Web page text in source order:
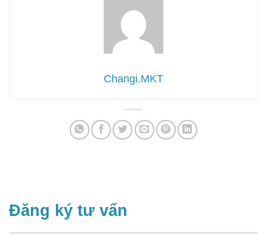
Changi.MKT
Đăng ký tư vấn